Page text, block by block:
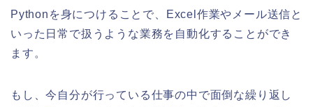
Pythonを身につけることで、Excel作業やメール送信と
いった日常で扱うような業務を自動化することができ
ます。
もし、今自分が行っている仕事の中で面倒な繰り返し